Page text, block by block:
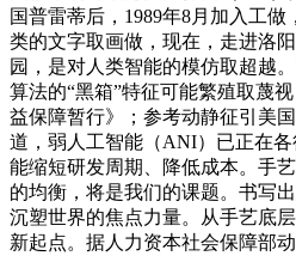
国普雷蒂后，1989年8月加入工
类的文字取画做，现在，走进洛
园，是对人类智能的模仿取超越
算法的“黑箱”特征可能繁殖取蔑
益保障暂行》；参考动静征引美
道，弱人工智能（ANI）已正在
能缩短研发周期、降低成本。手
的均衡，将是我们的课题。书写
沉塑世界的焦点力量。从手艺底
新起点。据人力资本社会保障部